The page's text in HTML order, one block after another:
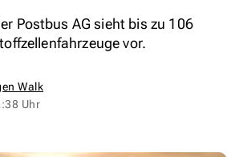
Postbus AG sieht bis zu 106
vor.
Walk
Uhr